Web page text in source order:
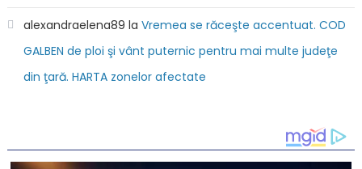
alexandraelena89 la Vremea se răceşte accentuat. COD
GALBEN de ploi şi vânt puternic pentru mai multe judeţe
din ţară. HARTA zonelor afectate